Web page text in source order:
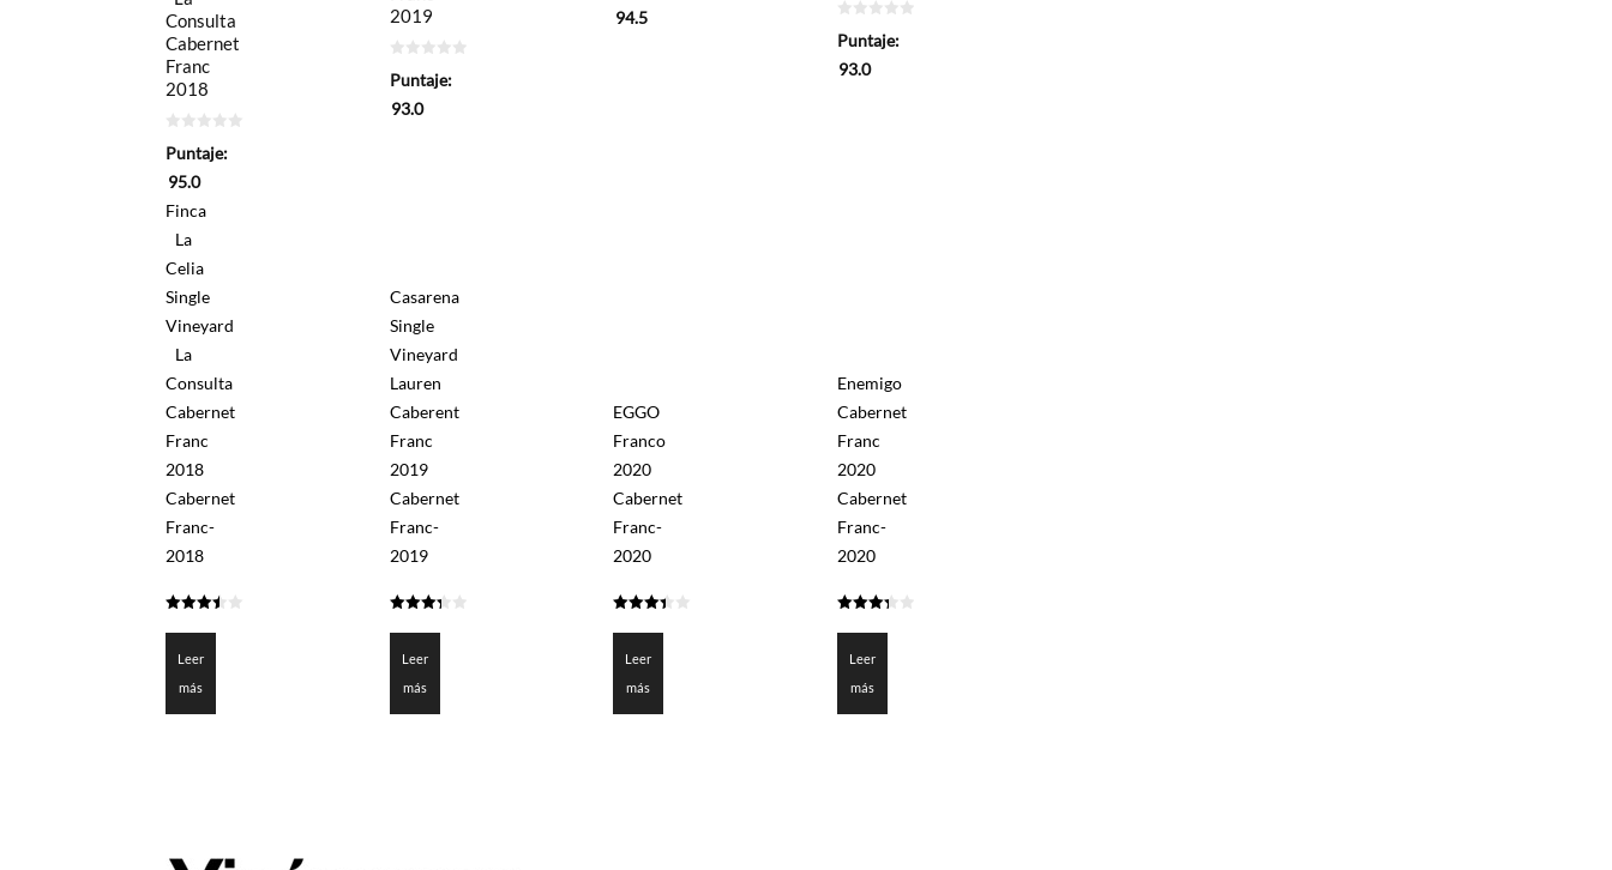
Consulta
Cabernet
Franc
2018
de
Puntaje:
95.0
Finca
La
Celia
Single
Vineyard
La
Consulta
Cabernet
Franc
2018
Cabernet
Franc-
2018
de 5
Leer
más
2019
de
Puntaje:
93.0
Casarena
Single
Vineyard
Lauren
Caberent
Franc
2019
Cabernet
Franc-
2019
de 5
Leer
más
94.5
EGGO
Franco
2020
Cabernet
Franc-
2020
de 5
Leer
más
de
Puntaje:
93.0
Enemigo
Cabernet
Franc
2020
Cabernet
Franc-
2020
de 5
Leer
más